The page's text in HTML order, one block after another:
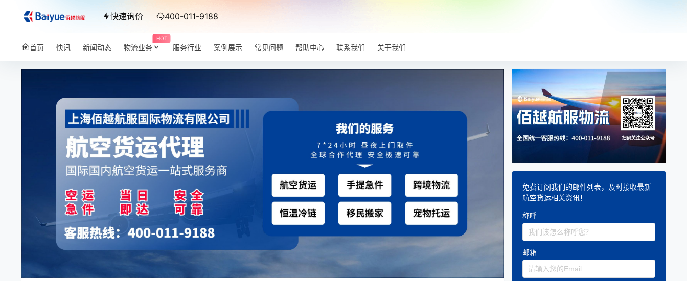
快速询价 400-011-9188
首页 快讯 新闻动态
HOT
物流业务 服务行业 案例展示 常见问题 帮助中心 联系我们 关于我们
免费订阅我们的邮件列表，及时接收最新
航空货运相关资讯！
称呼
邮箱